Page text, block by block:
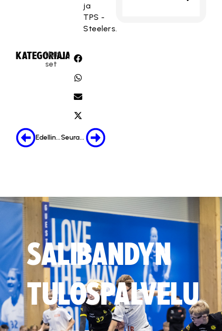
ja
TPS -
Steelers.
KATEGORIA:
Uuti
set
JAA:
Edellinen Seuraava
SALIBANDYN
TULOSPALVELU